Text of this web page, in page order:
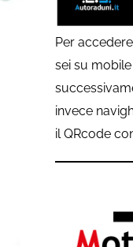
Per
sei su
invece
il QRcode